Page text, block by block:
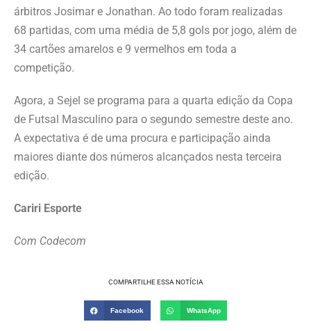
árbitros Josimar e Jonathan. Ao todo foram realizadas
68 partidas, com uma média de 5,8 gols por jogo, além de
34 cartões amarelos e 9 vermelhos em toda a
competição.
Agora, a Sejel se programa para a quarta edição da Copa
de Futsal Masculino para o segundo semestre deste ano.
A expectativa é de uma procura e participação ainda
maiores diante dos números alcançados nesta terceira
edição.
Cariri Esporte
Com Codecom
COMPARTILHE ESSA NOTÍCIA
Facebook WhatsApp